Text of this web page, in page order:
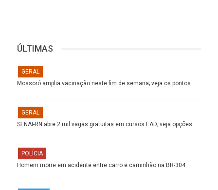
ÚLTIMAS
GERAL
Mossoró amplia vacinação neste fim de semana; veja os pontos
GERAL
SENAI-RN abre 2 mil vagas gratuitas em cursos EAD; veja opções
POLÍCIA
Homem morre em acidente entre carro e caminhão na BR-304